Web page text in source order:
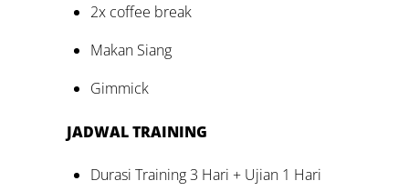
2x coffee break
Makan Siang
Gimmick
JADWAL TRAINING
Durasi Training 3 Hari + Ujian 1 Hari